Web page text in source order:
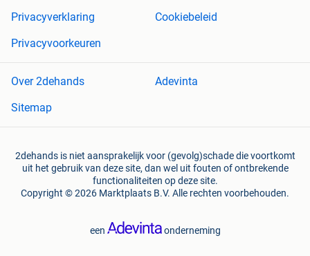
Privacyverklaring
Cookiebeleid
Privacyvoorkeuren
Over 2dehands
Adevinta
Sitemap
2dehands is niet aansprakelijk voor (gevolg)schade die voortkomt
uit het gebruik van deze site, dan wel uit fouten of ontbrekende
functionaliteiten op deze site.
Copyright © 2026 Marktplaats B.V. Alle rechten voorbehouden.
een onderneming